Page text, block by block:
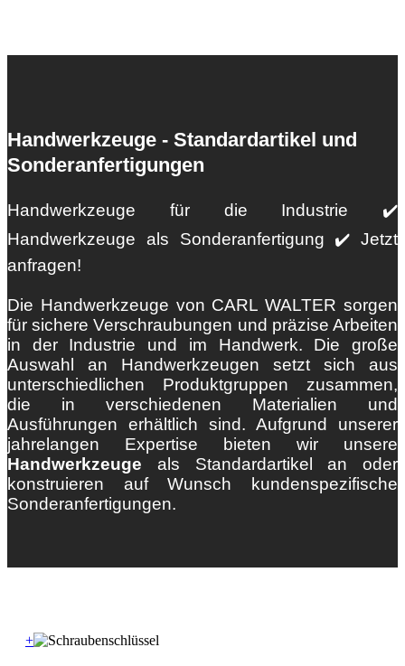
Handwerkzeuge - Standardartikel und
Sonderanfertigungen
Handwerkzeuge für die Industrie ✔️
Handwerkzeuge als Sonderanfertigung ✔️ Jetzt
anfragen!
Die Handwerkzeuge von CARL WALTER sorgen
für sichere Verschraubungen und präzise Arbeiten
in der Industrie und im Handwerk. Die große
Auswahl an Handwerkzeugen setzt sich aus
unterschiedlichen Produktgruppen zusammen,
die in verschiedenen Materialien und
Ausführungen erhältlich sind. Aufgrund unserer
jahrelangen Expertise bieten wir unsere
Handwerkzeuge als Standardartikel an oder
konstruieren auf Wunsch kundenspezifische
Sonderanfertigungen.
+